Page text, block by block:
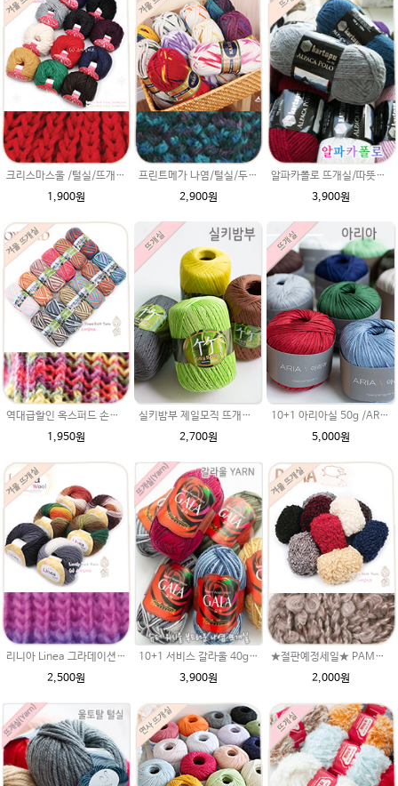
크리스마스울 /털실/뜨개실/뜨개질실/두꺼운/굵은/손뜨개실/목도리털실/뜨게실/뜨게질/손뜨개질실/혼방사
1,900원
프린트메가 나염/털실/두꺼운 뜨개실/뜨개질실/손뜨개실/목도리털실/뜨게실/뜨게질/손뜨개질실
2,900원
알파카폴로 뜨개실/따뜻한 알파카울 /알파카 뜨게실/뜨개질실/손뜨개실/목도리털실/뜨게실/뜨게질/손뜨개질실/목도리털실/목도리뜨개실/
3,900원
역대급할인 옥스퍼드 손뜨개실(털실,뜨게질실)
1,950원
실키밤부 제일모직 뜨개질 레이스뜨개실(뜨게질실) 태팅레이스 여름실
2,700원
10+1 아리아실 50g /ARIA 가죽느낌실 아리아 뜨개실/가방뜨개실/모자실/여름실
5,000원
리니아 Linea 그라데이션 나염 울모사 뜨개실 털실 뜨게실 베네치아 클래식 멜리노
2,500원
10+1 서비스 갈라울 40g(130m) 슈퍼워시울 뜨개실 스웨터 옷 털실
3,900원
★절판예정세일★ PAMA 파마 링구사 손뜨개 뜨개질 뜨개실 털실(털실,뜨게질 실) 스마일러브
2,000원